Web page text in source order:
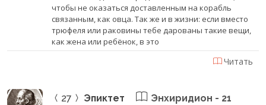
чтобы не оказаться доставленным на корабль
связанным, как овца. Так же и в жизни: если вместо
трюфеля или раковины тебе дарованы такие вещи,
как жена или ребёнок, в это
Читать
27 Эпиктет Энхиридион - 21